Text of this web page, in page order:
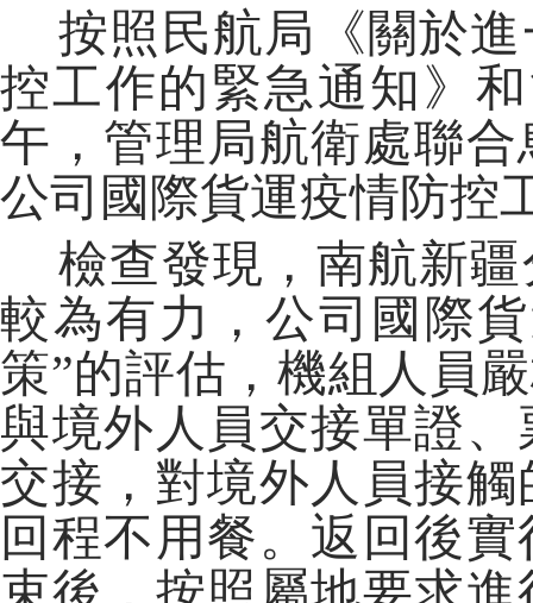
按照民航局《關於進
控工作的緊急通知》
午，管理局航衛處聯
公司國際貨運疫情防控
檢查發現，南航新疆
較為有力，公司國際
策”的評估，機組人員
與境外人員交接單證
交接，對境外人員接
回程不用餐。返回後